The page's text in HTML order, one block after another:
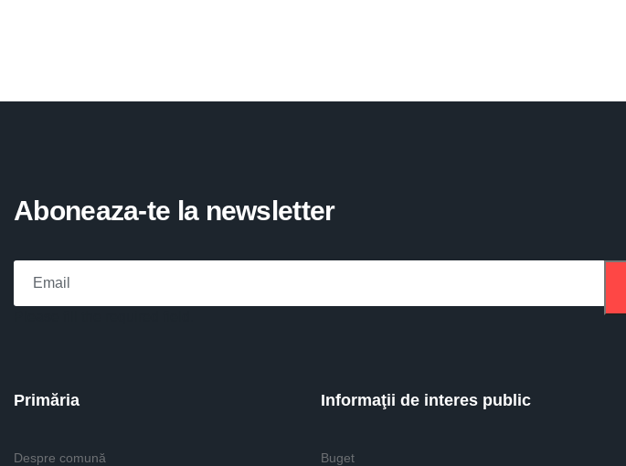
Aboneaza-te la newsletter
Primăria
Despre comună
Informaţii de interes public
Buget